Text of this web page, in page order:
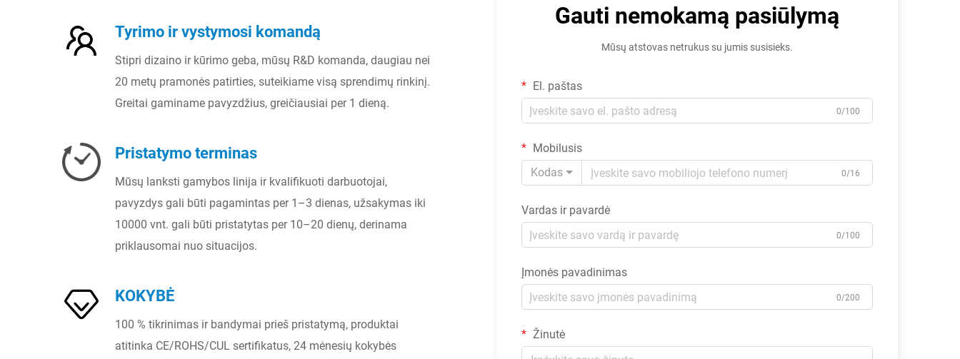
Tyrimo ir vystymosi komandą
Stipri dizaino ir kūrimo geba, mūsų R&D komanda, daugiau nei
20 metų pramonės patirties, suteikiame visą sprendimų rinkinį.
Greitai gaminame pavyzdžius, greičiausiai per 1 dieną.
Pristatymo terminas
Mūsų lanksti gamybos linija ir kvalifikuoti darbuotojai,
pavyzdys gali būti pagamintas per 1–3 dienas, užsakymas iki
10000 vnt. gali būti pristatytas per 10–20 dienų, derinama
priklausomai nuo situacijos.
KOKYBĖ
100 % tikrinimas ir bandymai prieš pristatymą, produktai
atitinka CE/ROHS/CUL sertifikatus, 24 mėnesių kokybės
Gauti nemokamą pasiūlymą
Mūsų atstovas netrukus su jumis susisieks.
El. paštas
0/100
Mobilusis
Kodas
0/16
Vardas ir pavardė
0/100
Įmonės pavadinimas
0/200
Žinutė